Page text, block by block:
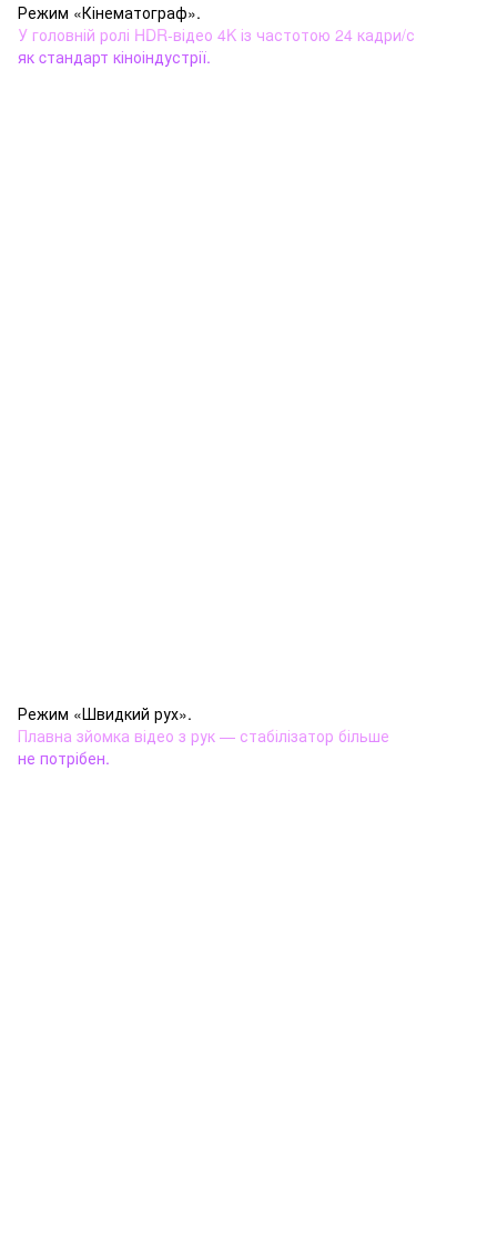
Режим «Кінематограф».
У головній ролі HDR‑відео 4K із частотою 24 кадри/с
як cтандарт кіноіндустрії.
Режим «Швидкий рух».
Плавна зйомка відео з рук — стабілізатор більше
не потрібен.